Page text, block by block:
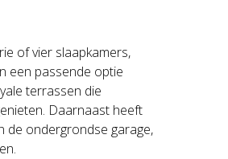
of vier slaapkamers,
een passende optie
terrassen die
Daarnaast heeft
de ondergrondse garage,